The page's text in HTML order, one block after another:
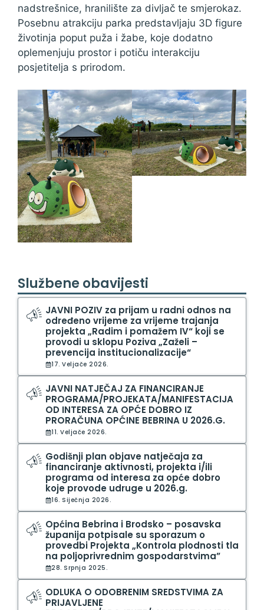
nadstrešnice, hranilište za divljač te smjerokaz.
Posebnu atrakciju parka predstavljaju 3D figure
životinja poput puža i žabe, koje dodatno
oplemenjuju prostor i potiču interakciju
posjetitelja s prirodom.
Službene obavijesti
JAVNI POZIV za prijam u radni odnos na
određeno vrijeme za vrijeme trajanja
projekta „Radim i pomažem IV“ koji se
provodi u sklopu Poziva „Zaželi –
prevencija institucionalizacije“
17. Veljače 2026.
JAVNI NATJEČAJ ZA FINANCIRANJE
PROGRAMA/PROJEKATA/MANIFESTACIJA
OD INTERESA ZA OPĆE DOBRO IZ
PRORAČUNA OPĆINE BEBRINA U 2026.G.
11. Veljače 2026.
Godišnji plan objave natječaja za
financiranje aktivnosti, projekta i/ili
programa od interesa za opće dobro
koje provode udruge u 2026.g.
16. Siječnja 2026.
Općina Bebrina i Brodsko – posavska
županija potpisale su sporazum o
provedbi Projekta „Kontrola plodnosti tla
na poljoprivrednim gospodarstvima”
28. Srpnja 2025.
ODLUKA O ODOBRENIM SREDSTVIMA ZA
PRIJAVLJENE